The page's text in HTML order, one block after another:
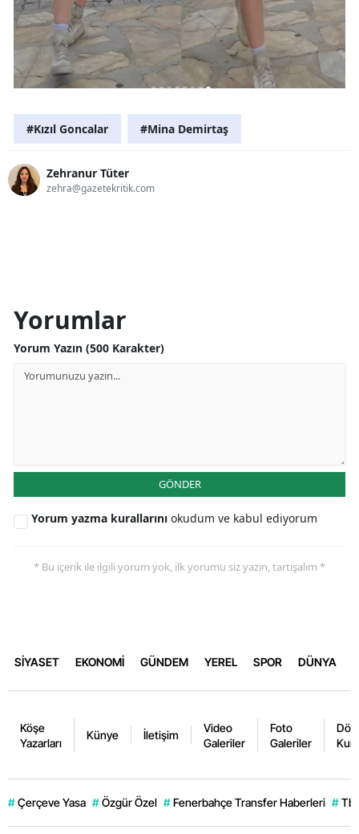
#Kızıl Goncalar #Mina Demirtaş
Zehranur Tüter
zehra@gazetekritik.com
Yorumlar
Yorum Yazın (500 Karakter)
GÖNDER
Yorum yazma kurallarını okudum ve kabul ediyorum
* Bu içerik ile ilgili yorum yok, ilk yorumu siz yazın, tartışalım *
SİYASET EKONOMİ GÜNDEM YEREL SPOR DÜNYA
Köşe
Yazarları
Künye İletişim
Video
Galeriler
Foto
Galeriler
# Çerçeve Yasa # Özgür Özel # Fenerbahçe Transfer Haberleri #